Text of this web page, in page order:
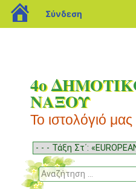
4ο
ΝΑΞΟΥ
Το ιστολόγιό μας
Μενού
Μετάβαση
σε
περιεχόμενο
Αναζήτηση
blogs.sch.gr
Σύνδεση